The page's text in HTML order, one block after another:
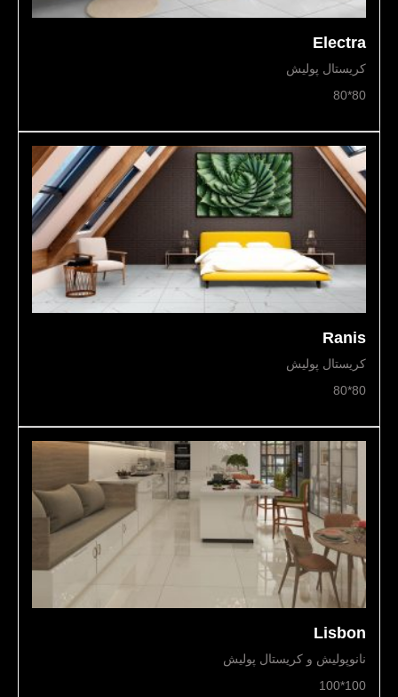
Electra
کریستال پولیش
80*80
Ranis
کریستال پولیش
80*80
Lisbon
نانوپولیش و کریستال پولیش
100*100